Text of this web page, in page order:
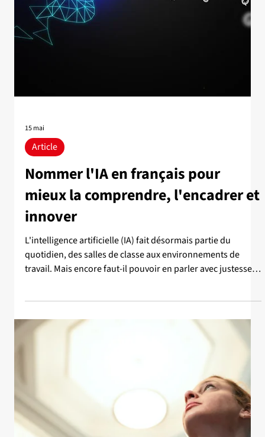
4 juin
Balado et vidéo
Visionnez les conférences-
souveraineté numérique
sur la souveraineté numérique est maintenant entièrement
disponible. Consultez-les ici, ou sur la chaîne Youtube de
le Québec? avec Christian Gagné, directeur de l’IID et
professeur à la Faculté de sciences et de génie de
l’Université Laval | 30 janvier 2026 Dans un écosystème
numérique dominé par quelques acteurs technologiques